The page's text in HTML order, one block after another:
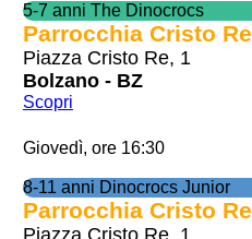
5-7 anni The Dinocrocs
Parrocchia Cristo Re
Piazza Cristo Re, 1
Bolzano - BZ
Scopri
Giovedì, ore 16:30
8-11 anni Dinocrocs Junior
Parrocchia Cristo Re
Piazza Cristo Re, 1